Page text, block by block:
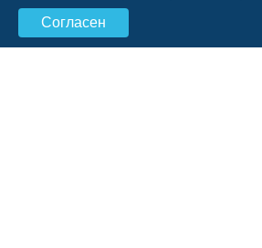
Согласен